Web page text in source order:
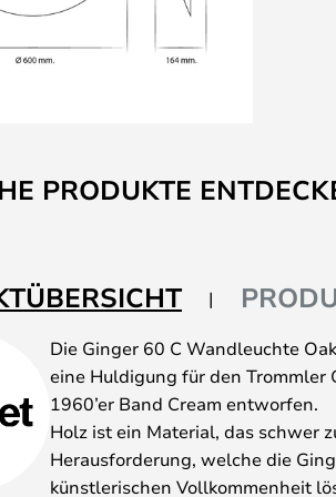
PRODUKTE
Die Ginger 60 C Wandleuchte
eine Huldigung für den Trommler
1960’er Band Cream entworfen.
Holz ist ein Material, das schwer
Herausforderung, welche die
künstlerischen Vollkommenheit